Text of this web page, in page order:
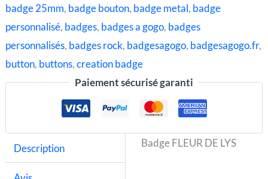
badge 25mm, badge bouton, badge metal, badge
personnalisé, badges, badges a gogo, badges
personnalisés, badges rock, badgesagogo, badgesagogo.fr,
button, buttons,creation badge
Paiement sécurisé garanti
Description Badge FLEUR DE LYS